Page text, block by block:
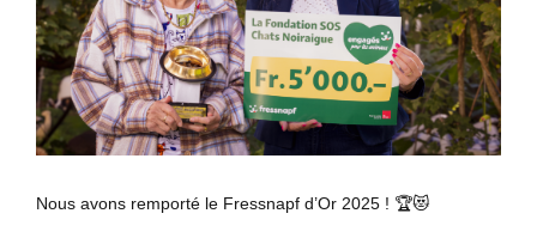
Nous avons remporté le Fressnapf d’Or 2025 ! 🏆😻